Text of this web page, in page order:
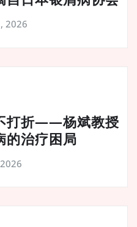
2026
打折——杨斌教授
的治疗困局